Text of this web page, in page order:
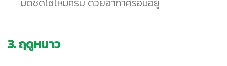
มิดชิดใช่ไหมครับ ด้วยอากาศร้อนอยู่
3. ฤดูหนาว